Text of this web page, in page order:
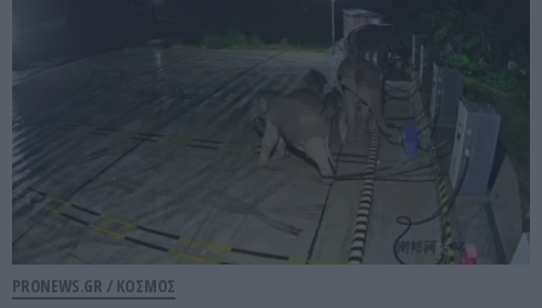
PRONEWS.GR / ΚΟΣΜΟΣ